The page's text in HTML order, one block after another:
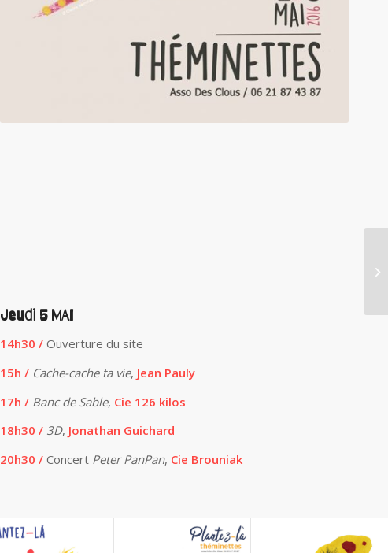
Jeudi 5 MAI
14h30 / Ouverture du site
15h / Cache-cache ta vie, Jean Pauly
17h / Banc de Sable, Cie 126 kilos
18h30 / 3D, Jonathan Guichard
20h30 / Concert Peter PanPan, Cie Brouniak